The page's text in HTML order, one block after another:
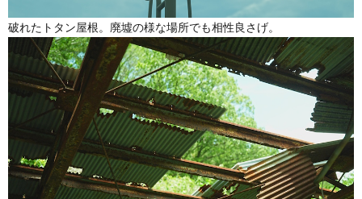
破れたトタン屋根。廃墟の様な場所でも相性良さげ。